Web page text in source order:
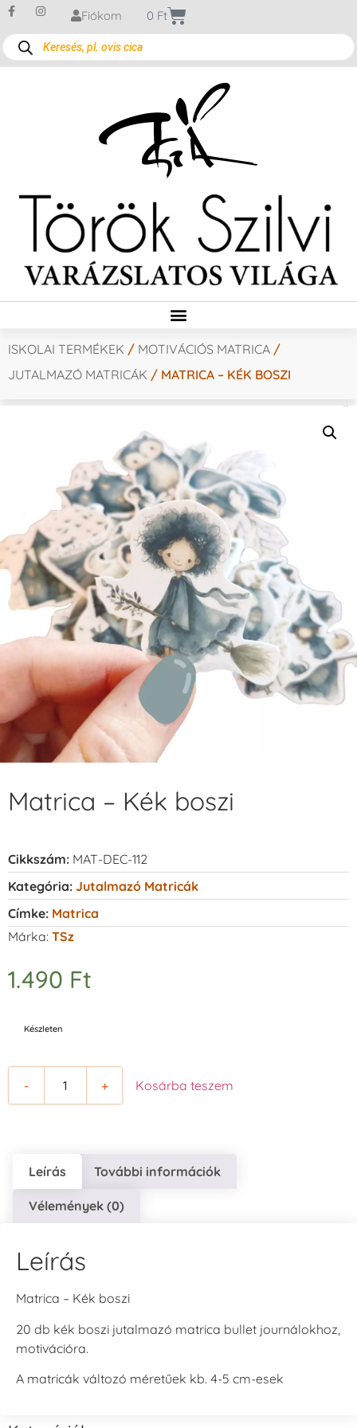
Fiókom 0 Ft
ISKOLAI TERMÉKEK / MOTIVÁCIÓS MATRICA /
JUTALMAZÓ MATRICÁK / MATRICA – KÉK BOSZI
Matrica – Kék boszi
Cikkszám: MAT-DEC-112
Kategória: Jutalmazó Matricák
Címke: Matrica
Márka: TSz
1.490 Ft
Készleten
- + Kosárba teszem
Leírás További információk
Vélemények (0)
Leírás
Matrica – Kék boszi
20 db kék boszi jutalmazó matrica bullet journálokhoz,
motivációra.
A matricák változó méretűek kb. 4-5 cm-esek